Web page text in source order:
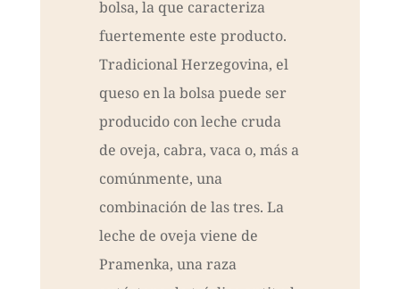
bolsa, la que caracteriza
fuertemente este producto.
Tradicional Herzegovina, el
queso en la bolsa puede ser
producido con leche cruda
de oveja, cabra, vaca o, más a
comúnmente, una
combinación de las tres. La
leche de oveja viene de
Pramenka, una raza